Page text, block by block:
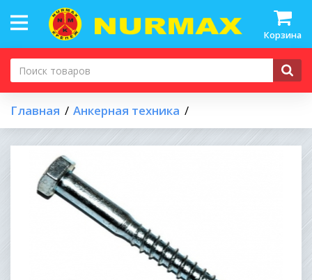
Корзина
Главная Анкерная техника